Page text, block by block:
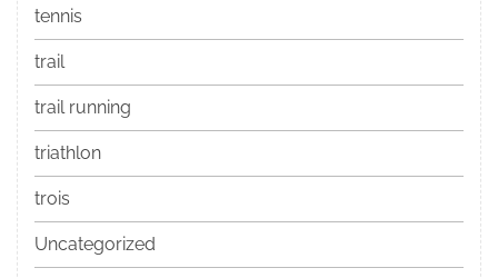
tennis
trail
trail running
triathlon
trois
Uncategorized